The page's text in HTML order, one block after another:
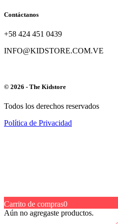
Contáctanos
+58 424 451 0439
INFO@KIDSTORE.COM.VE
© 2026 - The Kidstore
Todos los derechos reservados
Política de Privacidad
Carrito de compras0
Aún no agregaste productos.